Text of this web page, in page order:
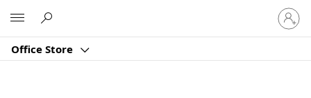
Office Store
Meld
je
aan
je